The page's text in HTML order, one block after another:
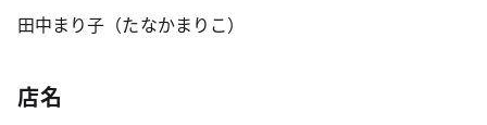
田中まり子（たなかまりこ）
店名